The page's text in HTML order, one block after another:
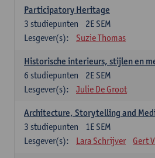
Participatory Heritage
2E SEM
3 studiepunten
Lesgever(s):
Suzie Thomas
Historische interieurs, stijlen en
2E SEM
6 studiepunten
Lesgever(s):
Julie De Groot
Architecture, Storytelling and
1E SEM
3 studiepunten
Lesgever(s):
Lara Schrijver Gert